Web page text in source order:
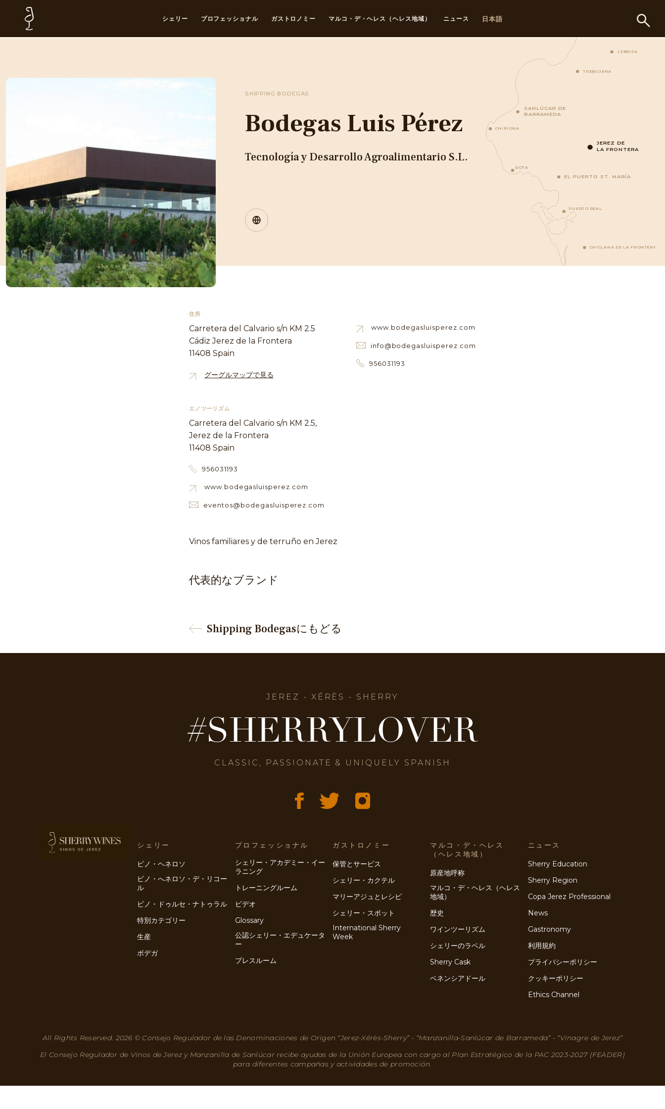
シェリー プロフェッショナル ガストロノミー マルコ・デ・ヘレス（ヘレス地域） ニュース 日本語
SHIPPING BODEGAS
Bodegas Luis Pérez
Tecnología y Desarrollo Agroalimentario S.L.
JEREZ DE
LA FRONTERA
SANLÚCAR DE
BARRAMEDA
CHIPIONA
TREBUJENA
LEBRIJA
EL PUERTO ST. MARÍA
CHICLANA DE LA FRONTERA
PUERTO REAL
ROTA
住所
Carretera del Calvario s/n KM 2.5
Cádiz Jerez de la Frontera
11408 Spain
グーグルマップで見る
www.bodegasluisperez.com
info@bodegasluisperez.com
956031193
エノツーリズム
Carretera del Calvario s/n KM 2.5,
Jerez de la Frontera
11408 Spain
956031193
www.bodegasluisperez.com
eventos@bodegasluisperez.com
Vinos familiares y de terruño en Jerez
代表的なブランド
Shipping Bodegasにもどる
JEREZ - XÉRÈS - SHERRY
#SHERRYLOVER
CLASSIC, PASSIONATE & UNIQUELY SPANISH
シェリー
ビノ・ヘネロソ
ビノ・へネロソ・デ・リコー
ル
ビノ・ドゥルセ・ナトゥラル
特別カテゴリー
生産
ボデガ
プロフェッショナル
シェリー・アカデミー・イー
ラニング
トレーニングルーム
ビデオ
Glossary
公認シェリー・エデュケータ
ー
プレスルーム
ガストロノミー
保管とサービス
シェリー・カクテル
マリーアジュとレシピ
シェリー・スポット
International Sherry
Week
マルコ・デ・ヘレス
（ヘレス地域）
原産地呼称
マルコ・デ・ヘレス（ヘレス
地域）
歴史
ワインツーリズム
シェリーのラベル
Sherry Cask
ベネンシアドール
ニュース
Sherry Education
Sherry Region
Copa Jerez Professional
News
Gastronomy
利用規約
プライバシーポリシー
クッキーポリシー
Ethics Channel
All Rights Reserved. 2026 © Consejo Regulador de las Denominaciones de Origen “Jerez-Xérès-Sherry” - “Manzanilla-Sanlúcar de Barrameda” - “Vinagre de Jerez”
El Consejo Regulador de Vinos de Jerez y Manzanilla de Sanlúcar recibe ayudas de la Unión Europea con cargo al Plan Estratégico de la PAC 2023-2027 (FEADER)
para diferentes campañas y actividades de promoción.